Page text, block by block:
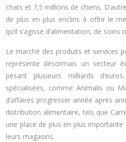
chats et 7,5 millions de chiens.
de plus en plus enclins à offrir le
qu’il s’agisse d’alimentation, de soins
Le marché des produits et services
représente désormais un secteur
pesant plusieurs milliards
spécialisées, comme Animalis ou
d’affaires progresser année après
distribution alimentaire, tels que
une place de plus en plus
leurs magasins.